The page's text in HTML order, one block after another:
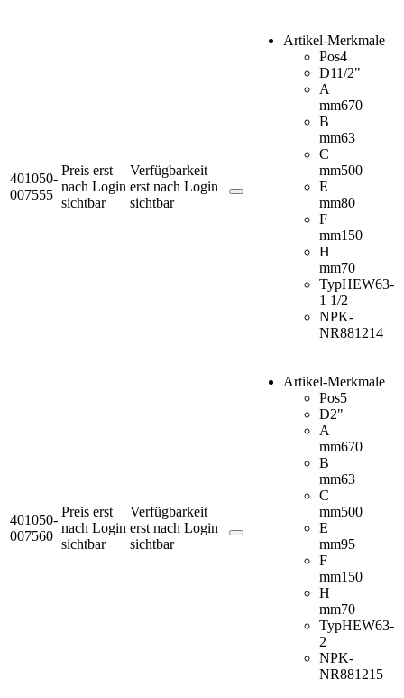
401050-
007555
Preis erst
nach Login
sichtbar
Verfügbarkeit
erst nach Login
sichtbar
Artikel-Merkmale
Pos4
D11/2"
A
mm670
B
mm63
C
mm500
E
mm80
F
mm150
H
mm70
TypHEW63-
1 1/2
NPK-
NR881214
401050-
007560
Preis erst
nach Login
sichtbar
Verfügbarkeit
erst nach Login
sichtbar
Artikel-Merkmale
Pos5
D2"
A
mm670
B
mm63
C
mm500
E
mm95
F
mm150
H
mm70
TypHEW63-
2
NPK-
NR881215